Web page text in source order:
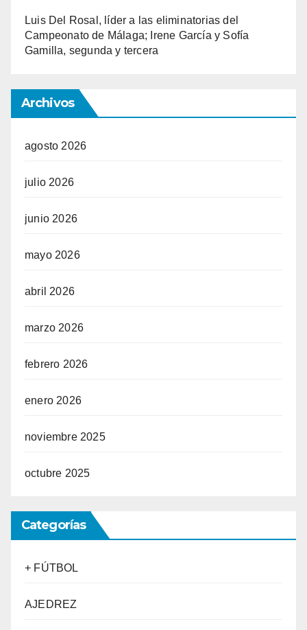
Luis Del Rosal, líder a las eliminatorias del
Campeonato de Málaga; Irene García y Sofía
Gamilla, segunda y tercera
Archivos
agosto 2026
julio 2026
junio 2026
mayo 2026
abril 2026
marzo 2026
febrero 2026
enero 2026
noviembre 2025
octubre 2025
Categorías
+ FÚTBOL
AJEDREZ